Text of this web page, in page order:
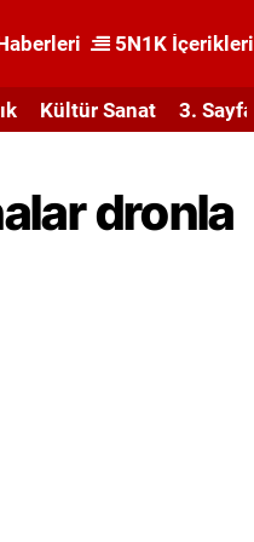
5N1K İçerikleri
Kültür Sanat 3. Sayfa
dronla